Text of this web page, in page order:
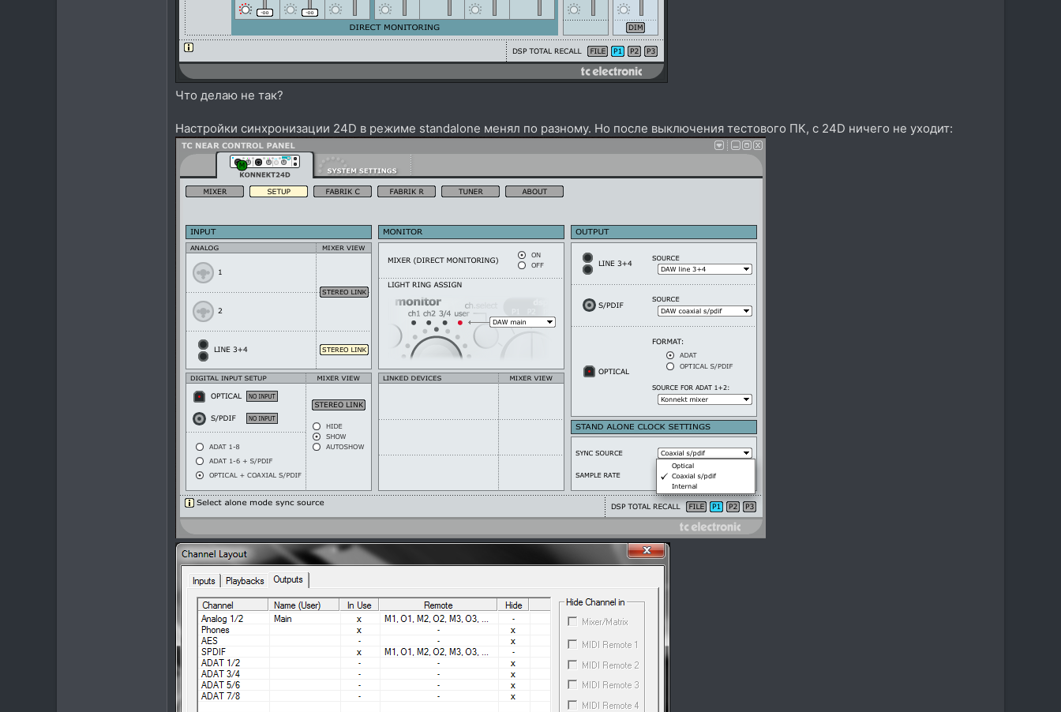
Что делаю не так?
Настройки синхронизации 24D в режиме standalone менял по разному. Но после выключения тестового ПК, с 24D ничего не уходит: